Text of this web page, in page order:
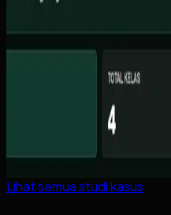
Lihat semua studi kasus